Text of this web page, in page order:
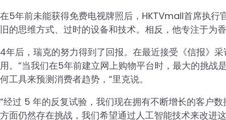
在5年前未能获得免费电视牌照后，HKTVmall首席执
旧的思维方式、过时的设备和技术。相反，他专注于为
4年后，瑞克的努力得到了回报。在最近接受《信报》
用。“当我们在5年前建立网上购物平台时，最大的挑战
何工具来预测消费者趋势，“里克说。
“经过 5 年的反复试验，我们现在拥有不断增长的客户
方面仍然存在挑战，我们希望通过人工智能技术来改进这